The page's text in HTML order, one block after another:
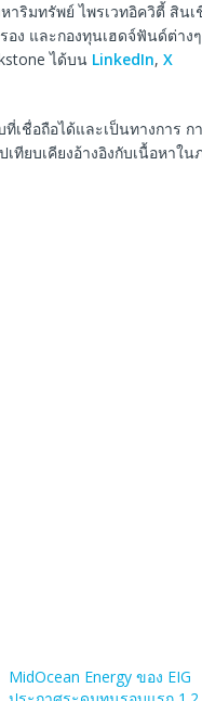
ริมทรัพย์ ไพรเวทอิควิตี้ สินเ
ง และกองทุนเฮดจ์ฟันด์ต่างๆ
ได้บน LinkedIn, X
ชื่อถือได้และเป็นทางการ ก
ยบเคียงอ้างอิงกับเนื้อหาใน
MidOcean Energy ของ EIG